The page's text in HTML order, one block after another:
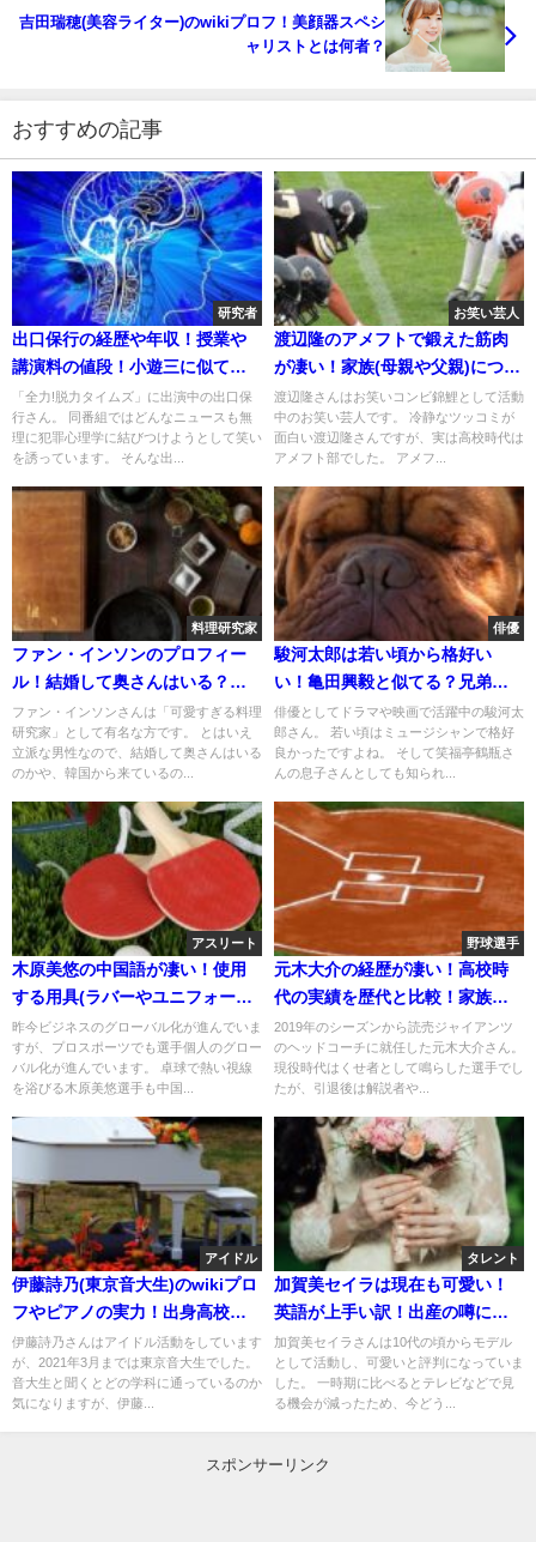
吉田瑞穂(美容ライター)のwikiプロフ！美顔器スペシ
ャリストとは何者？
おすすめの記事
研究者
出口保行の経歴や年収！授業や
講演料の値段！小遊三に似て
る？
「全力!脱力タイムズ」に出演中の出口保
行さん。 同番組ではどんなニュースも無
理に犯罪心理学に結びつけようとして笑い
を誘っています。 そんな出...
お笑い芸人
渡辺隆のアメフトで鍛えた筋肉
が凄い！家族(母親や父親)につい
て！
渡辺隆さんはお笑いコンビ錦鯉として活動
中のお笑い芸人です。 冷静なツッコミが
面白い渡辺隆さんですが、実は高校時代は
アメフト部でした。 アメフ...
料理研究家
ファン・インソンのプロフィー
ル！結婚して奥さんはいる？兵
役は行った？
ファン・インソンさんは「可愛すぎる料理
研究家」として有名な方です。 とはいえ
立派な男性なので、結婚して奥さんはいる
のかや、韓国から来ているの...
俳優
駿河太郎は若い頃から格好い
い！亀田興毅と似てる？兄弟は
いる？
俳優としてドラマや映画で活躍中の駿河太
郎さん。 若い頃はミュージシャンで格好
良かったですよね。 そして笑福亭鶴瓶さ
んの息子さんとしても知られ...
アスリート
木原美悠の中国語が凄い！使用
する用具(ラバーやユニフォーム)
メーカーを調査！
昨今ビジネスのグローバル化が進んでいま
すが、プロスポーツでも選手個人のグロー
バル化が進んでいます。 卓球で熱い視線
を浴びる木原美悠選手も中国...
野球選手
元木大介の経歴が凄い！高校時
代の実績を歴代と比較！家族構
成も気になる！
2019年のシーズンから読売ジャイアンツ
のヘッドコーチに就任した元木大介さん。
現役時代はくせ者として鳴らした選手でし
たが、引退後は解説者や...
アイドル
伊藤詩乃(東京音大生)のwikiプロ
フやピアノの実力！出身高校は
どこ？
伊藤詩乃さんはアイドル活動をしています
が、2021年3月までは東京音大生でした。
音大生と聞くとどの学科に通っているのか
気になりますが、伊藤...
タレント
加賀美セイラは現在も可愛い！
英語が上手い訳！出産の噂につ
いて！
加賀美セイラさんは10代の頃からモデル
として活動し、可愛いと評判になっていま
した。 一時期に比べるとテレビなどで見
る機会が減ったため、今どう...
スポンサーリンク